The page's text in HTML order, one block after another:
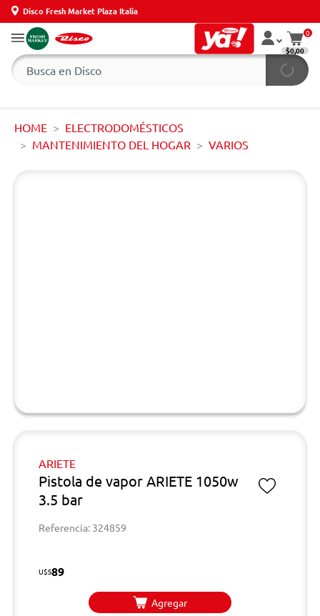
Disco Fresh Market Plaza Italia
0
$0,00
HOME
ELECTRODOMÉSTICOS
MANTENIMIENTO DEL HOGAR
VARIOS
ARIETE
Pistola de vapor ARIETE 1050w
3.5 bar
Referencia: 324859
U$S89
Agregar